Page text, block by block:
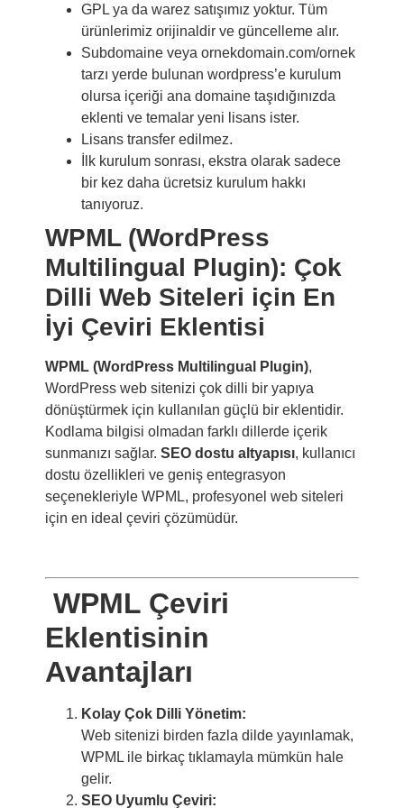
GPL ya da warez satışımız yoktur. Tüm
ürünlerimiz orijinaldir ve güncelleme alır.
Subdomaine veya ornekdomain.com/ornek
tarzı yerde bulunan wordpress’e kurulum
olursa içeriği ana domaine taşıdığınızda
eklenti ve temalar yeni lisans ister.
Lisans transfer edilmez.
İlk kurulum sonrası, ekstra olarak sadece
bir kez daha ücretsiz kurulum hakkı
tanıyoruz.
WPML (WordPress
Multilingual Plugin): Çok
Dilli Web Siteleri için En
İyi Çeviri Eklentisi
WPML (WordPress Multilingual Plugin),
WordPress web sitenizi çok dilli bir yapıya
dönüştürmek için kullanılan güçlü bir eklentidir.
Kodlama bilgisi olmadan farklı dillerde içerik
sunmanızı sağlar. SEO dostu altyapısı, kullanıcı
dostu özellikleri ve geniş entegrasyon
seçenekleriyle WPML, profesyonel web siteleri
için en ideal çeviri çözümüdür.
WPML Çeviri
Eklentisinin
Avantajları
Kolay Çok Dilli Yönetim:
Web sitenizi birden fazla dilde yayınlamak,
WPML ile birkaç tıklamayla mümkün hale
gelir.
SEO Uyumlu Çeviri: